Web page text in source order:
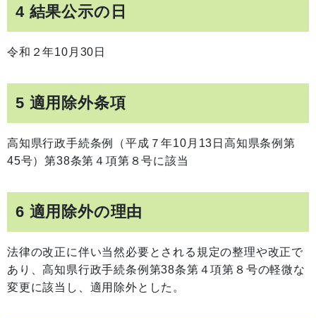
4 結果公示の日
令和２年10月30日
5 適用除外条項
高知県行政手続条例（平成７年10月13日高知県条例第
45号）第38条第４項第８号に該当
6 適用除外の理由
法律の改正に伴い当然必要とされる規定の整理や改正で
あり、高知県行政手続条例第38条第４項第８号の軽微な
変更に該当し、適用除外とした。